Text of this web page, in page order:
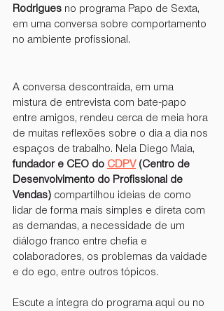
Rodrigues no programa Papo de Sexta,
em uma conversa sobre comportamento
no ambiente profissional.
A conversa descontraída, em uma
mistura de entrevista com bate-papo
entre amigos, rendeu cerca de meia hora
de muitas reflexões sobre o dia a dia nos
espaços de trabalho. Nela Diego Maia,
fundador e CEO do CDPV (Centro de
Desenvolvimento do Profissional de
Vendas) compartilhou ideias de como
lidar de forma mais simples e direta com
as demandas, a necessidade de um
diálogo franco entre chefia e
colaboradores, os problemas da vaidade
e do ego, entre outros tópicos.
Escute a íntegra do programa aqui ou no